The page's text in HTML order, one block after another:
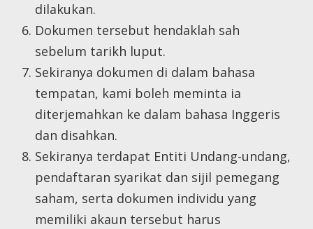
dilakukan.
Dokumen tersebut hendaklah sah
sebelum tarikh luput.
Sekiranya dokumen di dalam bahasa
tempatan, kami boleh meminta ia
diterjemahkan ke dalam bahasa Inggeris
dan disahkan.
Sekiranya terdapat Entiti Undang-undang,
pendaftaran syarikat dan sijil pemegang
saham, serta dokumen individu yang
memiliki akaun tersebut harus